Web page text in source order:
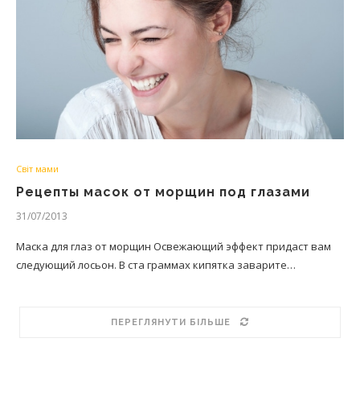
Світ мами
Рецепты масок от морщин под глазами
31/07/2013
Маска для глаз от морщин Освежающий эффект придаст вам
следующий лосьон. В ста граммах кипятка заварите…
ПЕРЕГЛЯНУТИ БІЛЬШЕ